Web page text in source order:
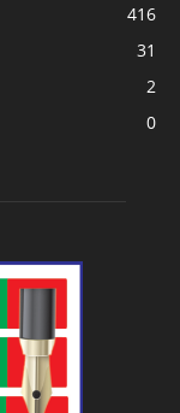
416
31
2
0